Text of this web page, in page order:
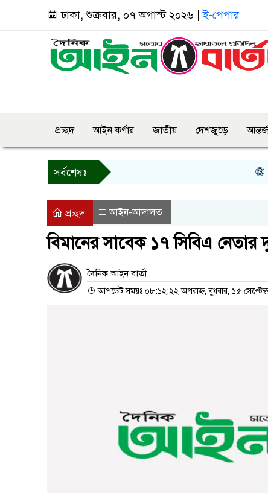
ঢাকা, শুক্রবার, ০৭ অগাস্ট ২০২৬ |ই-পেপার
প্রচ্ছদ আইন কর্ণার জাতীয় দেশজুড়ে
সর্বশেষঃ
প্রচ্ছদ আইন-আদালত
বিমানের সাবেক ১৭ সিবিএ নেতার
দৈনিক আইন বার্তা
আপডেট সময়ঃ ০৮:১২:২২ অপরাহ্ন, বুধবার, ১৫